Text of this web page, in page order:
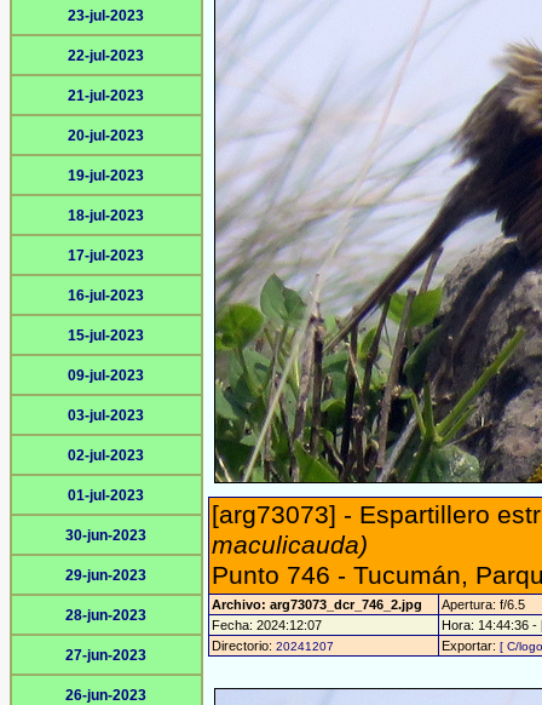
23-jul-2023
22-jul-2023
21-jul-2023
20-jul-2023
19-jul-2023
18-jul-2023
17-jul-2023
16-jul-2023
15-jul-2023
09-jul-2023
03-jul-2023
02-jul-2023
01-jul-2023
30-jun-2023
29-jun-2023
28-jun-2023
27-jun-2023
26-jun-2023
[arg73073] - Espartillero
maculicauda)
Punto 746 - Tucumán,
Archivo: arg73073_dcr_746_2.jpg
Apertura: f/6.5
Fecha: 2024:12:07
Hora: 14:44:36 -
Directorio: 20241207 Exportar: [ C/